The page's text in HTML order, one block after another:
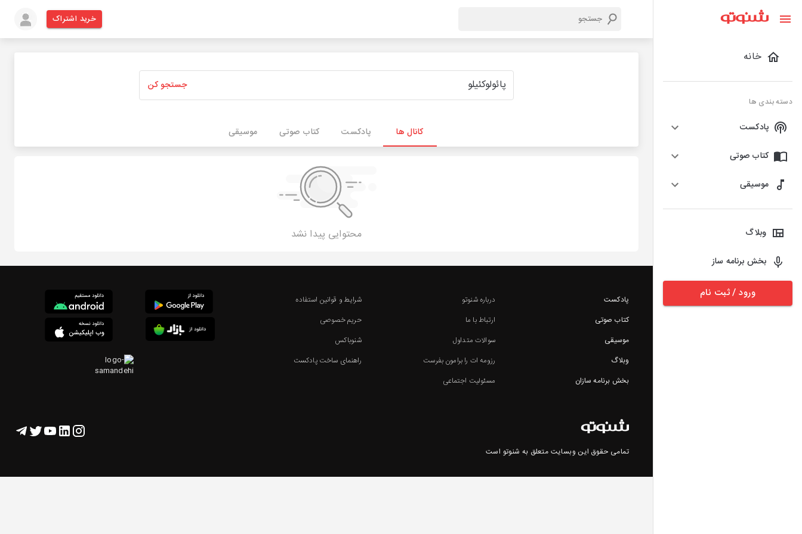
خانه
دسته بندی ها
پادکست
کتاب صوتی
موسیقی
وبلاگ
بخش برنامه ساز
ورود / ثبت نام
خرید اشتراک
جستجو کن
کانال ها پادکست کتاب صوتی موسیقی
محتوایی پیدا نشد
پادکست
کتاب صوتی
موسیقی
وبلاگ
بخش برنامه سازان
درباره شنوتو
ارتباط با ما
سوالات متداول
رزومه ات را برامون بفرست
مسئولیت اجتماعی
شرایط و قوانین استفاده
حریم خصوصی
شنوباکس
راهنمای ساخت پادکست
تمامی حقوق این وبسایت متعلق به شنوتو است